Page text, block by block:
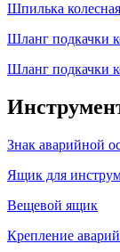
Шпилька колесная
Шланг подкачки
Шланг подкачки
Знак аварийной
Ящик для
Вещевой ящик
Крепление